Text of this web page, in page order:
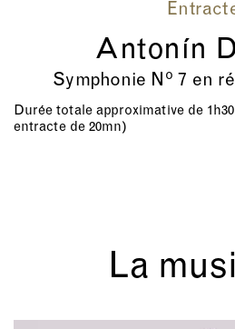
Antonín
Symphonie N o 7 en
Durée totale approximative de
entracte de 20mn)
La